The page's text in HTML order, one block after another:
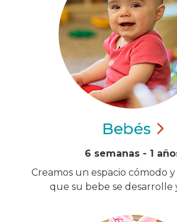
Bebés
6 semanas - 1
Creamos un espacio cómodo
que su bebe se desarrolle